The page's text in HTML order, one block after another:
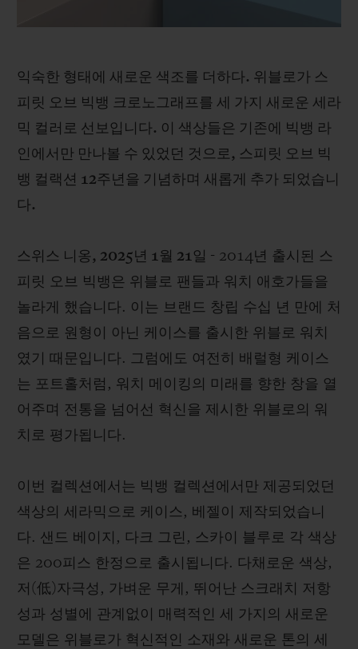
익숙한 형태에 새로운 색조를 더하다. 위블로가 스
피릿 오브 빅뱅 크로노그래프를 세 가지 새로운 세라
믹 컬러로 선보입니다. 이 색상들은 기존에 빅뱅 라
인에서만 만나볼 수 있었던 것으로, 스피릿 오브 빅
뱅 컬랙션 12주년을 기념하며 새롭게 추가 되었습니
다.
스위스 니옹, 2025년 1월 21일 - 2014년 출시된 스
피릿 오브 빅뱅은 위블로 팬들과 워치 애호가들을
놀라게 했습니다. 이는 브랜드 창립 수십 년 만에 처
음으로 원형이 아닌 케이스를 출시한 위블로 워치
였기 때문입니다. 그럼에도 여전히 배럴형 케이스
는 포트홀처럼, 워치 메이킹의 미래를 향한 창을 열
어주며 전통을 넘어선 혁신을 제시한 위블로의 워
치로 평가됩니다.
이번 컬렉션에서는 빅뱅 컬렉션에서만 제공되었던
색상의 세라믹으로 케이스, 베젤이 제작되었습니
다. 샌드 베이지, 다크 그린, 스카이 블루로 각 색상
은 200피스 한정으로 출시됩니다. 다채로운 색상,
저(低)자극성, 가벼운 무게, 뛰어난 스크래치 저항
성과 성별에 관계없이 매력적인 세 가지의 새로운
모델은 위블로가 혁신적인 소재와 새로운 톤의 세
휴블로티스타 및 연장 보증
무료 배송 & 반품
연락처